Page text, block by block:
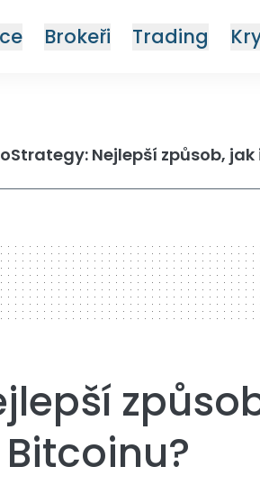
Brokeři Trading
Nejlepší způsob,